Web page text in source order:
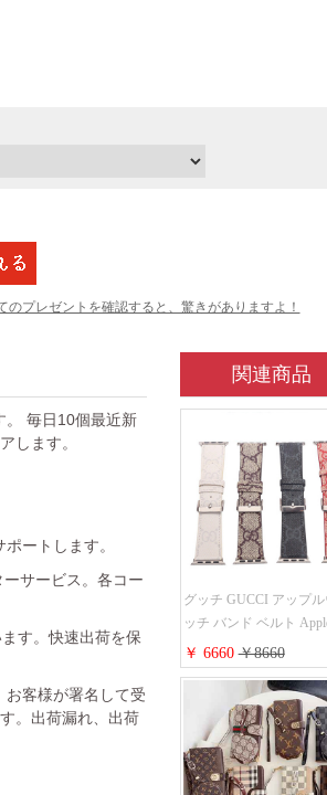
のプレゼントを確認すると、驚きがありますよ！
。 毎日10個最近新
します。
ートします。
サービス。各コー
す。快速出荷を保
お客様が署名して受
。出荷漏れ、出荷
関連商品
グッチ GUCCI アップル
ッチ バンド ベルト
Watch ベルト交換 レザー
ト レザーバンド ウォッ
ンド 38mm 40mm 42mm
人気新作
￥ 6660￥8660